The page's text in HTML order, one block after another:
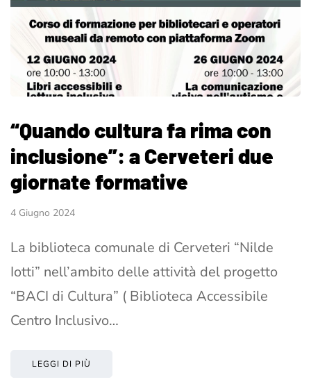
“Quando cultura fa rima con
inclusione”: a Cerveteri due
giornate formative
4 Giugno 2024
La biblioteca comunale di Cerveteri “Nilde
Iotti” nell’ambito delle attività del progetto
“BACI di Cultura” ( Biblioteca Accessibile
Centro Inclusivo…
LEGGI DI PIÙ